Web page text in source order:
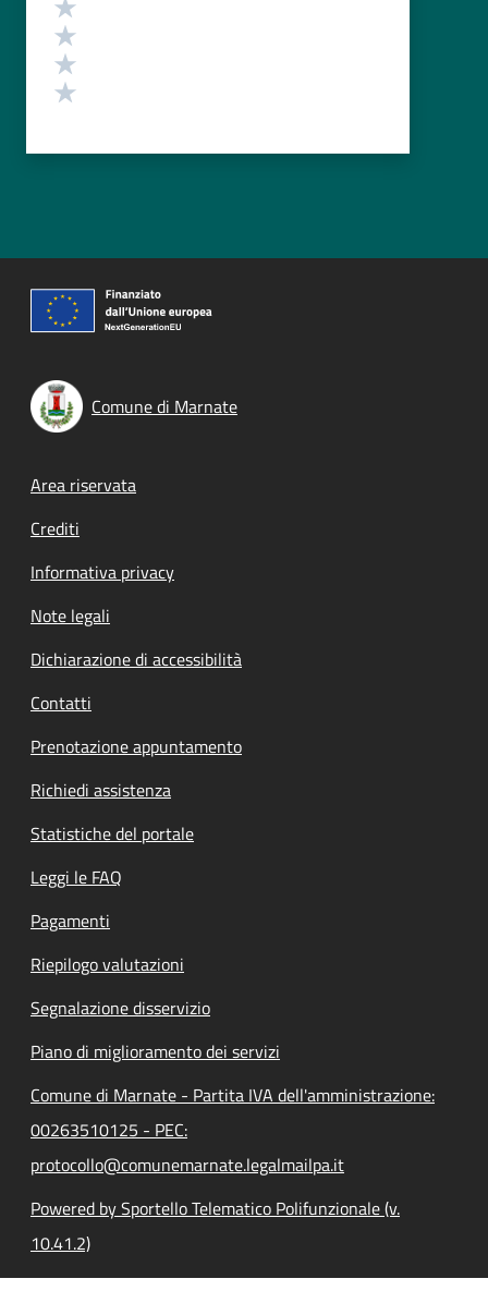
Comune di Marnate
Footer menu
Area riservata
Crediti
Informativa privacy
Note legali
Dichiarazione di accessibilità
Contatti
Prenotazione appuntamento
Richiedi assistenza
Statistiche del portale
Leggi le FAQ
Pagamenti
Riepilogo valutazioni
Segnalazione disservizio
Piano di miglioramento dei servizi
Comune di Marnate - Partita IVA dell'amministrazione:
00263510125 - PEC:
protocollo@comunemarnate.legalmailpa.it
Powered by Sportello Telematico Polifunzionale (v.
10.41.2)